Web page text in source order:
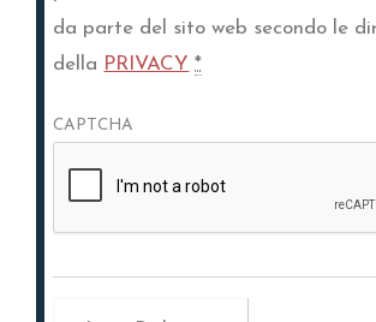
da parte del sito web secondo le
della PRIVACY *
CAPTCHA